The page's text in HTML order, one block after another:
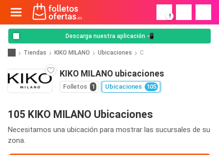
!
Descarga nuestra aplicación 📲
Tiendas KIKO MILANO Ubicaciones C
KIKO MILANO ubicaciones
Folletos 1 Ubicaciones 105
105 KIKO MILANO Ubicaciones
Necesitamos una ubicación para mostrar las sucursales de su
zona.